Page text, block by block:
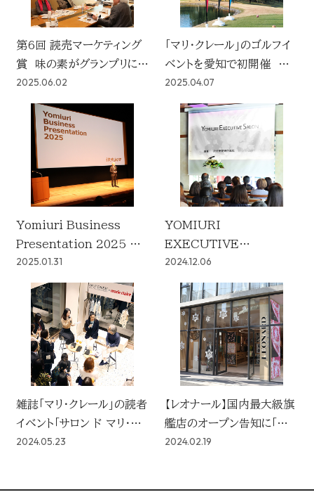
第6回 読売マーケティング
賞 味の素がグランプリに決
定！
2025.06.02
「マリ・クレール」のゴルフイ
ベントを愛知で初開催
「THE CROWN 愛知高
辻」でアフターパーティーも
2025.04.07
Yomiuri Business
Presentation 2025 レ
ポート
2025.01.31
YOMIURI
EXECUTIVE
SALON（YES）2024を開
2024.12.06
雑誌「マリ・クレール」の読者
イベント「サロン ド マリ・ク
レール」をファルコネーリ銀
2024.05.23
【レオナール】国内最大級旗
艦店のオープン告知に「マ
リ・クレール」を活用
2024.02.19